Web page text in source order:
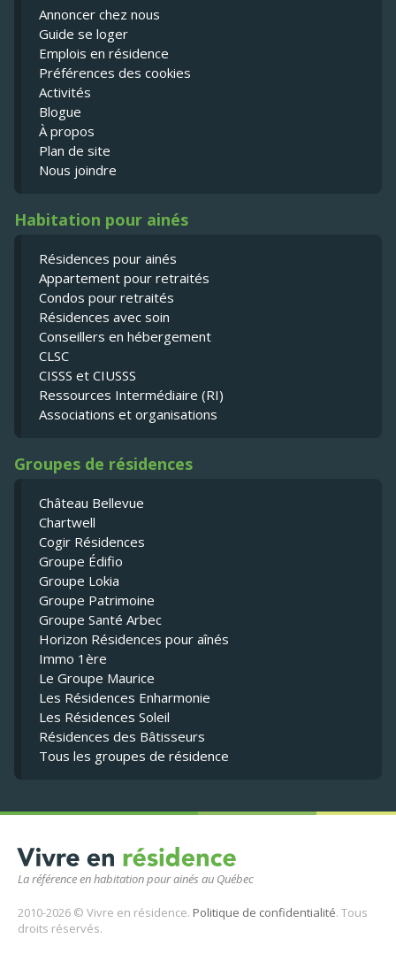
La référence en habitation pour ainés au Québec
2010-2026 © Vivre en résidence. Politique de confidentialité. Tous
droits réservés.
Annoncer chez nous
Guide se loger
Emplois en résidence
Préférences des cookies
Activités
Blogue
À propos
Plan de site
Nous joindre
Habitation pour ainés
Résidences pour ainés
Appartement pour retraités
Condos pour retraités
Résidences avec soin
Conseillers en hébergement
CLSC
CISSS et CIUSSS
Ressources Intermédiaire (RI)
Associations et organisations
Groupes de résidences
Château Bellevue
Chartwell
Cogir Résidences
Groupe Édifio
Groupe Lokia
Groupe Patrimoine
Groupe Santé Arbec
Horizon Résidences pour aînés
Immo 1ère
Le Groupe Maurice
Les Résidences Enharmonie
Les Résidences Soleil
Résidences des Bâtisseurs
Tous les groupes de résidence